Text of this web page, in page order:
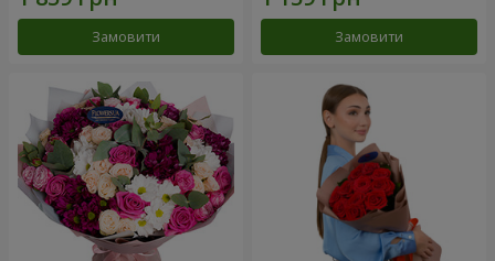
Замовити Замовити